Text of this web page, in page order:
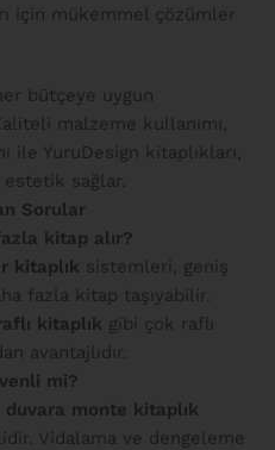
için mükemmel çözümler
bütçeye uygun
malzeme kullanımı,
ile YuruDesign kitaplıkları,
sağlar.
Sorular
kitap alır?
kitaplık sistemleri, geniş
fazla kitap taşıyabilir.
kitaplık gibi çok raflı
avantajlıdır.
mi?
duvara monte kitaplık
Vidalama ve dengeleme